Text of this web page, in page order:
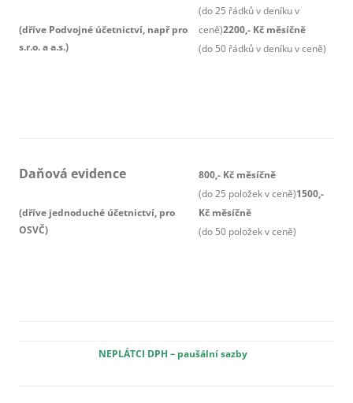
(dříve Podvojné účetnictví, např pro
s.r.o. a a.s.)
(do 25 řádků v deníku v
ceně)2200,- Kč měsíčně
(do 50 řádků v deníku v ceně)
Daňová evidence
(dříve jednoduché účetnictví, pro
OSVČ)
800,- Kč měsíčně
(do 25 položek v ceně)1500,-
Kč měsíčně
(do 50 položek v ceně)
NEPLÁTCI DPH – paušální sazby